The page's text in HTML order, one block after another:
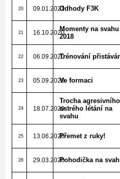
20 09.01.2021Odhody F3K
21 16.10.2020Momenty na svahu
2018
22 06.09.2020Trénování
23 05.09.2020Ve formaci
24 18.07.2020
Trocha agresivního
ostrého létání na
svahu
25 13.06.2020Přemet z ruky!
26 29.03.2020Pohodička na